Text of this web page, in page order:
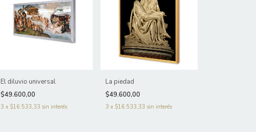
El diluvio universal
$49.600,00
3 x $16.533,33 sin interés
La piedad
$49.600,00
3 x $16.533,33 sin interés